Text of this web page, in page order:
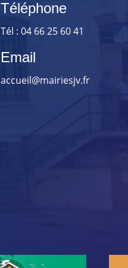
Téléphone
Tél : 04 66 25 60 41
Email
accueil@mairiesjv.fr